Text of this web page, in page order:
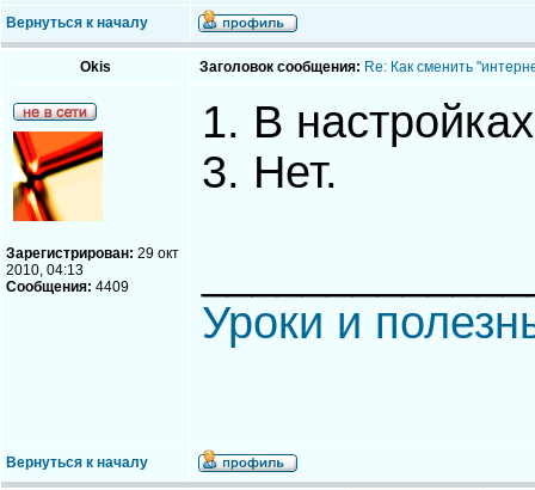
Вернуться к началу
Okis Заголовок сообщения: Re: Как сменить
Зарегистрирован: 29 окт
2010, 04:13
Сообщения: 4409
1. В
3. Нет.
Уроки и
Вернуться к началу